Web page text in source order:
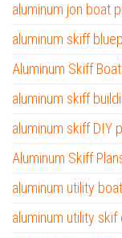
aluminum jon boat
aluminum skiff
Aluminum Skiff
aluminum skiff
aluminum skiff DIY
Aluminum Skiff
aluminum utility
aluminum utility skif